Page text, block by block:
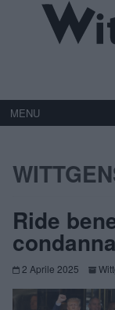
MENU
Ride
2 Aprile 2025